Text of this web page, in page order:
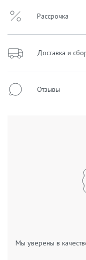
Рассрочка
Доставка и
Отзывы
Мы уверены в